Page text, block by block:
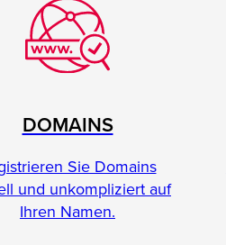
DOMAINS
Sie Domains
und unkompliziert auf
Ihren Namen.